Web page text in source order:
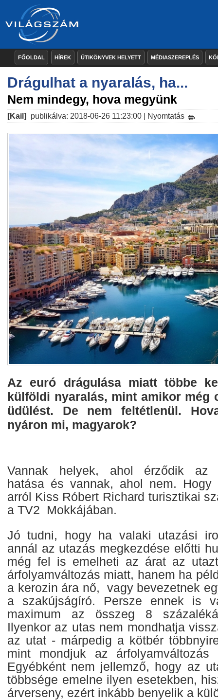
FŐOLDAL HÍREK ÚTIKÖNYVEK HELYETT MÉDIASZEREPLÉS
Drágulhat a nyaralás, ha...
Nem mindegy, hova megyünk
[Kail] publikálva: 2018-06-26 11:23:00 | Nyomtatás
Az euró drágulása miatt többe
külföldi nyaralás, mint amikor még
üdülést. De nem feltétlenül.
nyáron mi, magyarok?
Vannak helyek, ahol érződik az
hatása és vannak, ahol nem.
arról Kiss Róbert Richard turisztikai
a TV2 Mokkájában.
Jó tudni, hogy ha valaki utazási
annál az utazás megkezdése előtti
még fel is emelheti az árat az
árfolyamváltozás miatt, hanem ha
a kerozin ára nő, vagy bevezetnek
a szakújságíró. Persze ennek is
maximum az összeg 8
Ilyenkor az utas nem mondhatja
az utat - márpedig a kötbér
mint mondjuk az árfolyamváltozás
Egyébként nem jellemző, hogy az
többsége emelne ilyen esetekben,
árverseny, ezért inkább benyelik a